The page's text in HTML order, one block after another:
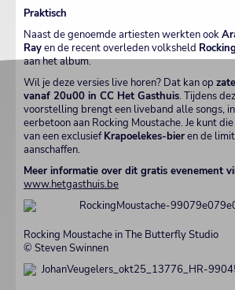
Praktisch
Naast de genoemde artiesten werkten ook
Rayen de recent overleden volksheld
aan het album.
Wil je deze versies live horen? Dat kan op
vanaf 20u00 in CC Het Gasthuis. Tijdens
voorstelling brengt een liveband alle songs,
eerbetoon aan Rocking Moustache. Je kunt
van een exclusiefKrapoelekes-bieren de
aanschaffen.
Meer informatie over dit gratis evenement
www.hetgasthuis.be
Rocking Moustache in The Butterfly Studio
© Steven Swinnen